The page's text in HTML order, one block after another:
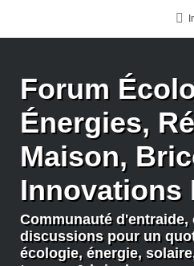
Forum
Énergies,
Maison,
Innovations
Communauté d'entraide,
discussions pour un
écologie, énergie,